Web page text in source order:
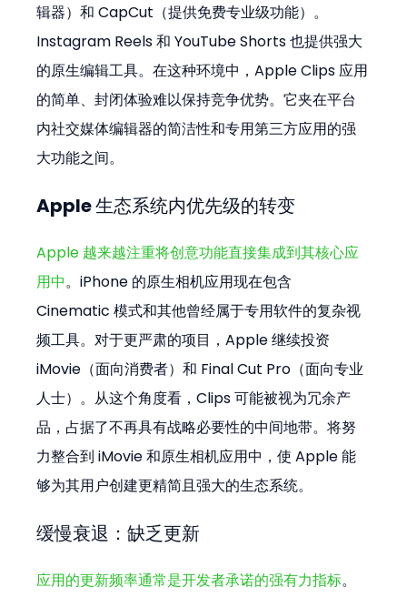
辑器）和 CapCut（提供免费专业级功能）。
Instagram Reels 和 YouTube Shorts 也提供强大
的原生编辑工具。在这种环境中，Apple Clips 应用
的简单、封闭体验难以保持竞争优势。它夹在平台
内社交媒体编辑器的简洁性和专用第三方应用的强
大功能之间。
Apple 生态系统内优先级的转变
Apple 越来越注重将创意功能直接集成到其核心应
用中。iPhone 的原生相机应用现在包含
Cinematic 模式和其他曾经属于专用软件的复杂视
频工具。对于更严肃的项目，Apple 继续投资
iMovie（面向消费者）和 Final Cut Pro（面向专业
人士）。从这个角度看，Clips 可能被视为冗余产
品，占据了不再具有战略必要性的中间地带。将努
力整合到 iMovie 和原生相机应用中，使 Apple 能
够为其用户创建更精简且强大的生态系统。
缓慢衰退：缺乏更新
应用的更新频率通常是开发者承诺的强有力指标。